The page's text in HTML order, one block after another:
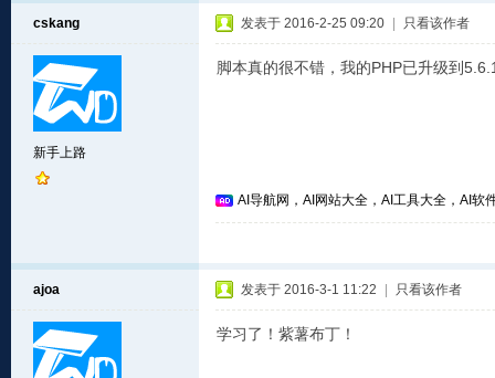
cskang
新手上路
发表于 2016-2-25 09:20 只看该作者
脚本真的很不错，我的PHP已升级到
AI导航网，AI网站大全，AI工具大全，AI软
ajoa 发表于 2016-3-1 11:22 只看该作者
学习了！紫薯布丁！